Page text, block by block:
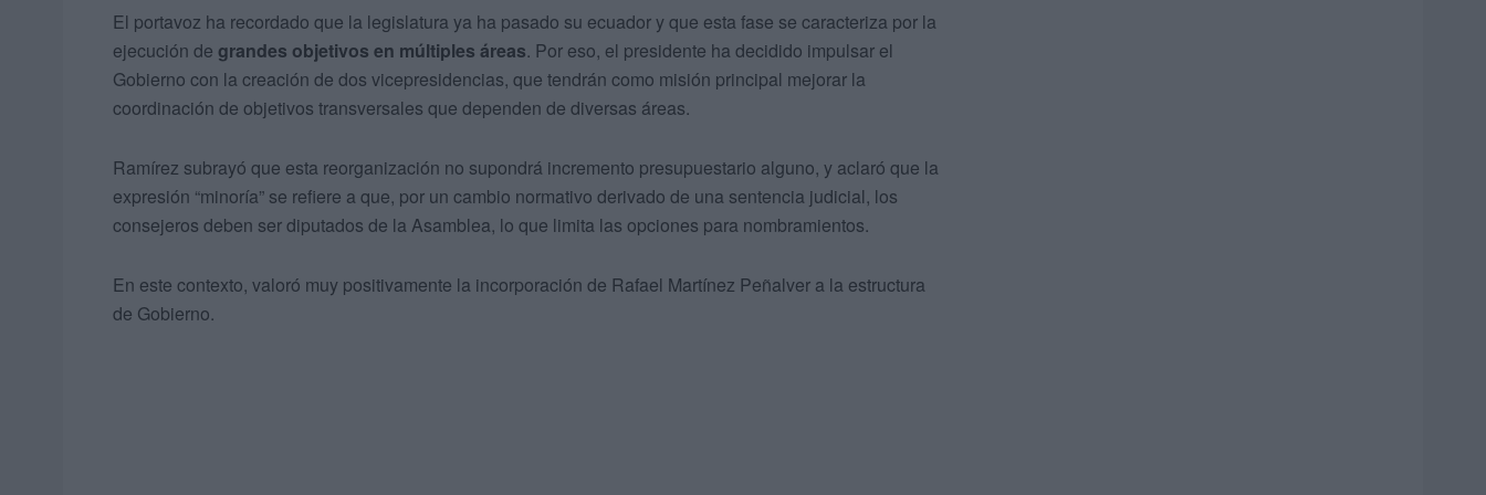
El portavoz ha recordado que la legislatura ya ha pasado su ecuador y que esta fase se caracteriza por la
ejecución de grandes objetivos en múltiples áreas. Por eso, el presidente ha decidido impulsar el
Gobierno con la creación de dos vicepresidencias, que tendrán como misión principal mejorar la
coordinación de objetivos transversales que dependen de diversas áreas.
Ramírez subrayó que esta reorganización no supondrá incremento presupuestario alguno, y aclaró que la
expresión “minoría” se refiere a que, por un cambio normativo derivado de una sentencia judicial, los
consejeros deben ser diputados de la Asamblea, lo que limita las opciones para nombramientos.
En este contexto, valoró muy positivamente la incorporación de Rafael Martínez Peñalver a la estructura
de Gobierno.